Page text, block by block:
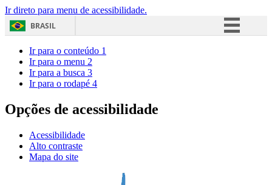
Ir direto para menu de acessibilidade.
BRASIL
Acesso à informação
Ir para o conteúdo 1
Ir para o menu 2
Ir para a busca 3
Ir para o rodapé 4
Opções de acessibilidade
Acessibilidade
Alto contraste
Mapa do site